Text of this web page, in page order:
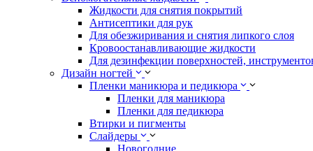
Жидкости для снятия покрытий
Антисептики для рук
Для обезжиривания и снятия липкого слоя
Кровоостанавливающие жидкости
Для дезинфекции поверхностей,
Дизайн ногтей
Пленки маникюра и педикюра
Пленки для маникюра
Пленки для педикюра
Втирки и пигменты
Слайдеры
Новогодние